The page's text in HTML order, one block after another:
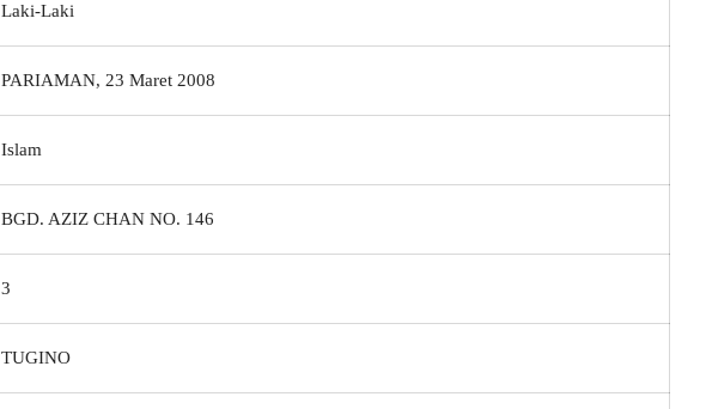
Laki-Laki
PARIAMAN, 23 Maret 2008
Islam
BGD. AZIZ CHAN NO. 146
3
TUGINO